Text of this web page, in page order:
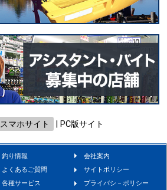
スマホサイト PC版サイト
釣り情報
会社案内
よくあるご質問
サイトポリシー
各種サービス プライバシ－ポリシー